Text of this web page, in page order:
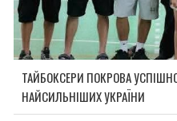
ТАЙБОКСЕРИ ПОКРОВА
НАЙСИЛЬНІШИХ УКРАЇНИ